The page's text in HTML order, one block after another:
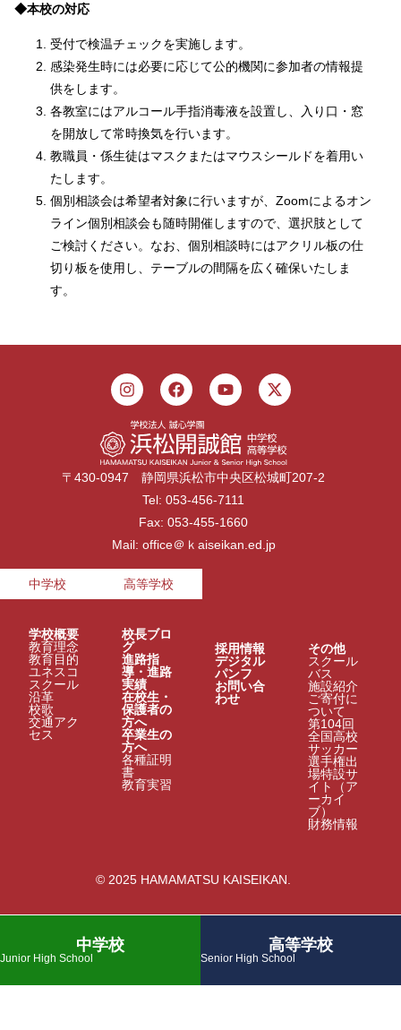
◆本校の対応
受付で検温チェックを実施します。
感染発生時には必要に応じて公的機関に参加者の情報提
供をします。
各教室にはアルコール手指消毒液を設置し、入り口・窓
を開放して常時換気を行います。
教職員・係生徒はマスクまたはマウスシールドを着用い
たします。
個別相談会は希望者対象に行いますが、Zoomによるオン
ライン個別相談会も随時開催しますので、選択肢として
ご検討ください。なお、個別相談時にはアクリル板の仕
切り板を使用し、テーブルの間隔を広く確保いたしま
す。
〒430-0947 静岡県浜松市中央区松城町207-2
Tel: 053-456-7111
Fax: 053-455-1660
Mail: office＠ｋaiseikan.ed.jp
中学校 高等学校
学校概要
教育理念
教育目的
ユネスコ
スクール
沿革
校歌
交通アク
セス
校長ブロ
グ
進路指
導・進路
実績
在校生・
保護者の
方へ
卒業生の
方へ
各種証明
書
教育実習
採用情報
デジタル
パンフ
お問い合
わせ
その他
スクール
バス
施設紹介
ご寄付に
ついて
第104回
全国高校
サッカー
選手権出
場特設サ
イト（ア
ーカイ
ブ）
財務情報
© 2025 HAMAMATSU KAISEIKAN.
中学校
Junior High School
高等学校
Senior High School